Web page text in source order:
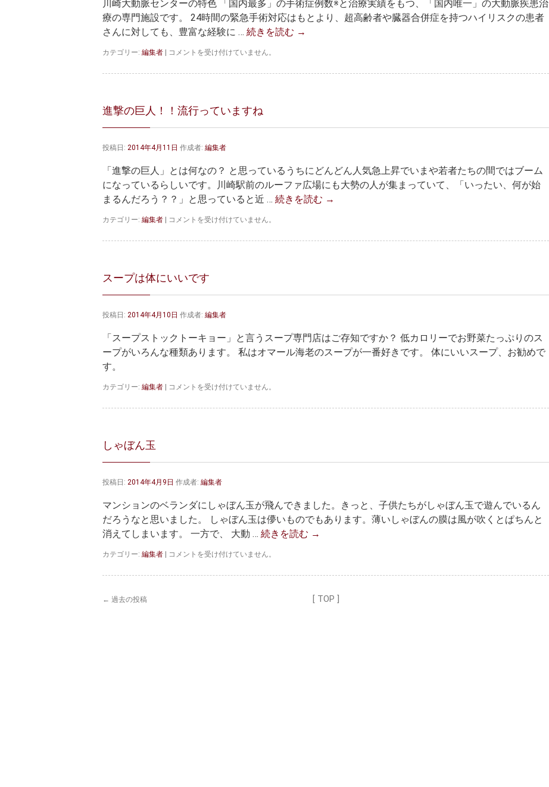
川崎大動脈センターの特色 「国内最多」の手術症例数※と治療実績をもつ、「国内唯一」の大動脈疾患治
療の専門施設です。 24時間の緊急手術対応はもとより、超高齢者や臓器合併症を持つハイリスクの患者
さんに対しても、豊富な経験に … 続きを読む →
カテゴリー: 編集者
川
大
セ
ン
タ
の
色
は
コメントを受け付けていません。
進撃の巨人！！流行っていますね
投稿日: 2014年4月11日 作成者: 編集者
「進撃の巨人」とは何なの？ と思っているうちにどんどん人気急上昇でいまや若者たちの間ではブーム
になっているらしいです。川崎駅前のルーファ広場にも大勢の人が集まっていて、「いったい、何が始
まるんだろう？？」と思っていると近 … 続きを読む →
カテゴリー: 編集者
進
の
行
っ
い
す
ね
は
コメントを受け付けていません。
スープは体にいいです
投稿日: 2014年4月10日 作成者: 編集者
「スープストックトーキョー」と言うスープ専門店はご存知ですか？ 低カロリーでお野菜たっぷりのス
ープがいろんな種類あります。 私はオマール海老のスープが一番好きです。 体にいいスープ、お勧めで
す。
カテゴリー: 編集者
ス
プ
い
す
コメントを受け付けていません。
しゃぼん玉
投稿日: 2014年4月9日 作成者: 編集者
マンションのベランダにしゃぼん玉が飛んできました。きっと、子供たちがしゃぼん玉で遊んでいるん
だろうなと思いました。 しゃぼん玉は儚いものでもあります。薄いしゃぼんの膜は風が吹くとぱちんと
消えてしまいます。 一方で、 大動 … 続きを読む →
カテゴリー: 編集者
し
ぼ
コメントを受け付けていません。
← 過去の投稿 [ TOP ]